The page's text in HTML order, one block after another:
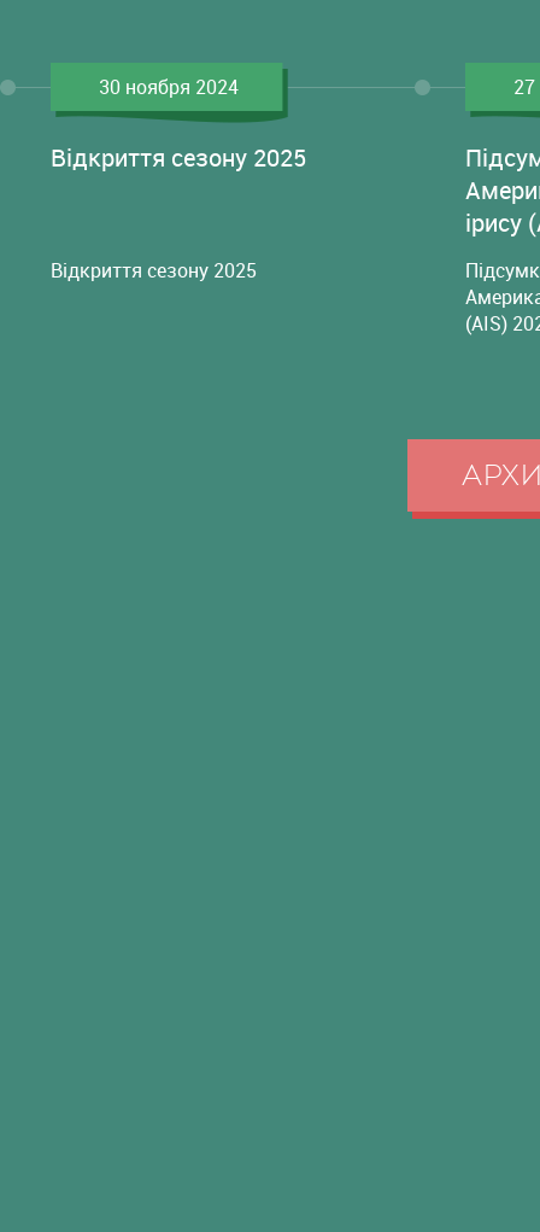
30 ноября 2024
Відкриття сезону 2025
Відкриття сезону 2025
ірису
(AIS)